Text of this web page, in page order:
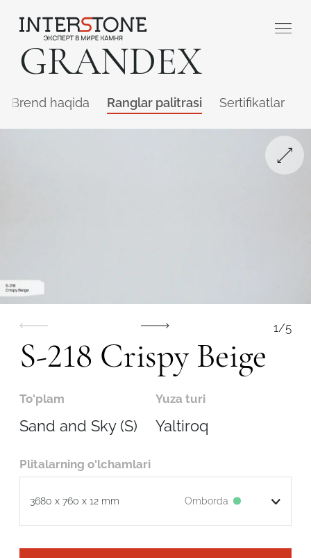
GRANDEX
Brend haqida Ranglar palitrasi Sertifikatlar
1/5
S-218 Crispy Beige
To'plam
Sand and Sky (S)
Yuza turi
Yaltiroq
Plitalarning o'lchamlari
3680 x 760 x 12 mm Omborda